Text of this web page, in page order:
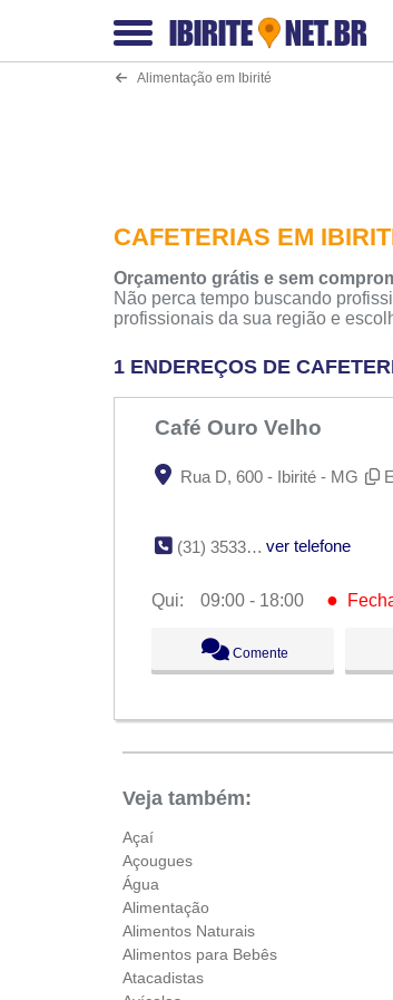
IBIRITE NET.BR
Alimentação em Ibirité
CAFETERIAS EM
Orçamento grátis e sem
Não perca tempo buscando
profissionais da sua região e
1 ENDEREÇOS DE
Café Ouro Velho
Rua D, 600 - Ibirité - MG
(31) 3533-2337 ver telefone
Qui: 09:00 - 18:00 ●
09:00 - 18:00
Qua:
09:00 - 18:00
Sex:
09:00 - 18:00
Dom:
Fechado
Comente
Veja também:
Açaí
Açougues
Água
Alimentação
Alimentos Naturais
Alimentos para Bebês
Atacadistas